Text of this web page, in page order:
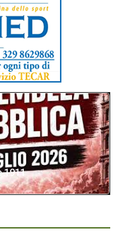
1911